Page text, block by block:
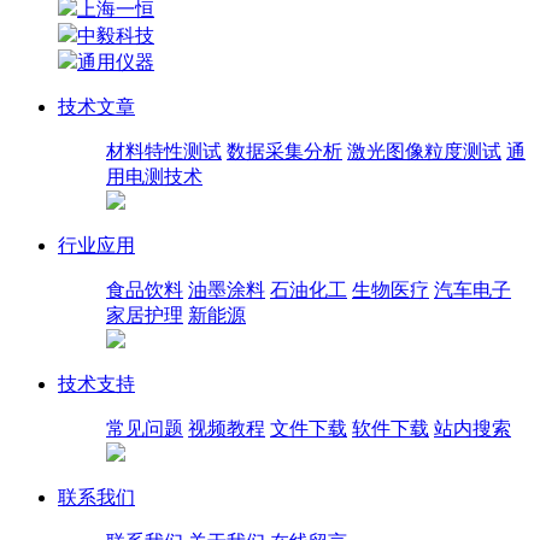
上海一恒
中毅科技
通用仪器
技术文章
材料特性测试 数据采集分析 激光图像粒度测试 通
用电测技术
行业应用
食品饮料 油墨涂料 石油化工 生物医疗 汽车电子
家居护理 新能源
技术支持
常见问题 视频教程 文件下载 软件下载 站内搜索
联系我们